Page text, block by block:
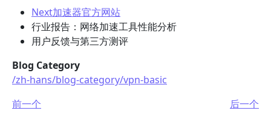
Next加速器官方网站
行业报告：网络加速工具性能分析
用户反馈与第三方测评
Blog Category
/zh-hans/blog-category/vpn-basic
前一个
后一个